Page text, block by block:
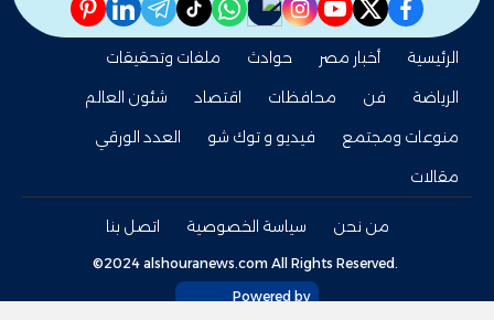
facebook
twitter
youtube
instagram
nabd
whatsapp
tiktok
telegram
linkedin
pinterest
الرئيسية أخبار مصر حوادث
ملفات وتحقيقات
الرياضة
فن محافظات اقتصاد
شئون العالم
منوعات ومجتمع
فيديو و توك شو
العدد الورقي
مقالات
من نحن سياسة الخصوصية اتصل بنا
©2024 alshouranews.com All Rights Reserved.
Powered by